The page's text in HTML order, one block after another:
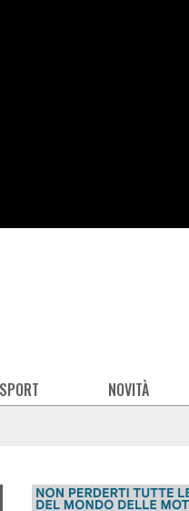
SPORT NOVITÀ